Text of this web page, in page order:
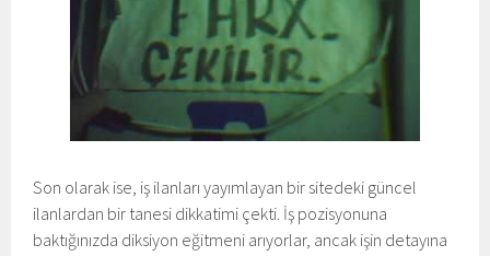
Son olarak ise, iş ilanları yayımlayan bir sitedeki güncel
ilanlardan bir tanesi dikkatimi çekti. İş pozisyonuna
baktığınızda diksiyon eğitmeni arıyorlar, ancak işin detayına